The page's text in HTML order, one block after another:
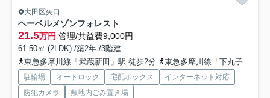
大田区矢口
ヘーベルメゾンフォレスト
21.5万円 管理/共益費9,000円
61.50㎡ (2LDK) /築2年 /3階建
東急多摩川線「武蔵新田」駅 徒歩2分
東急多摩川線「下丸子」駅 徒歩9分
駐輪場 オートロック 宅配ボックス
インターネット対応
防犯カメラ
敷地内ごみ置き場